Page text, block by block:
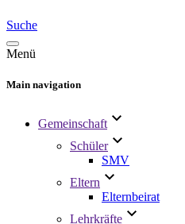
Suche
Menü
Main navigation
Gemeinschaft
Schüler
SMV
Eltern
Elternbeirat
Lehrkräfte